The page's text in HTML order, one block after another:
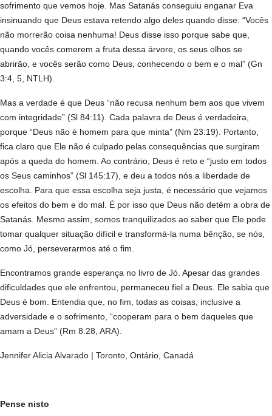
sofrimento que vemos hoje. Mas Satanás conseguiu enganar Eva
insinuando que Deus estava retendo algo deles quando disse: “Vocês
não morrerão coisa nenhuma! Deus disse isso porque sabe que,
quando vocês comerem a fruta dessa árvore, os seus olhos se
abrirão, e vocês serão como Deus, conhecendo o bem e o mal” (Gn
3:4, 5, NTLH).
Mas a verdade é que Deus “não recusa nenhum bem aos que vivem
com integridade” (Sl 84:11). Cada palavra de Deus é verdadeira,
porque “Deus não é homem para que minta” (Nm 23:19). Portanto,
fica claro que Ele não é culpado pelas consequências que surgiram
após a queda do homem. Ao contrário, Deus é reto e “justo em todos
os Seus caminhos” (Sl 145:17), e deu a todos nós a liberdade de
escolha. Para que essa escolha seja justa, é necessário que vejamos
os efeitos do bem e do mal. É por isso que Deus não detém a obra de
Satanás. Mesmo assim, somos tranquilizados ao saber que Ele pode
tomar qualquer situação difícil e transformá-la numa bênção, se nós,
como Jó, perseverarmos até o fim.
Encontramos grande esperança no livro de Jó. Apesar das grandes
dificuldades que ele enfrentou, permaneceu fiel a Deus. Ele sabia que
Deus é bom. Entendia que, no fim, todas as coisas, inclusive a
adversidade e o sofrimento, “cooperam para o bem daqueles que
amam a Deus” (Rm 8:28, ARA).
Jennifer Alicia Alvarado | Toronto, Ontário, Canadá
Pense nisto